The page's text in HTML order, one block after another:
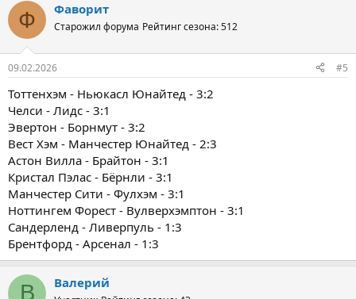
Ф Фаворит
Старожил форума Рейтинг сезона: 512
09.02.2026 #5
Тоттенхэм - Ньюкасл Юнайтед - 3:2
Челси - Лидс - 3:1
Эвертон - Борнмут - 3:2
Вест Хэм - Манчестер Юнайтед - 2:3
Астон Вилла - Брайтон - 3:1
Кристал Пэлас - Бёрнли - 3:1
Манчестер Сити - Фулхэм - 3:1
Ноттингем Форест - Вулверхэмптон - 3:1
Сандерленд - Ливерпуль - 1:3
Брентфорд - Арсенал - 1:3
В Валерий